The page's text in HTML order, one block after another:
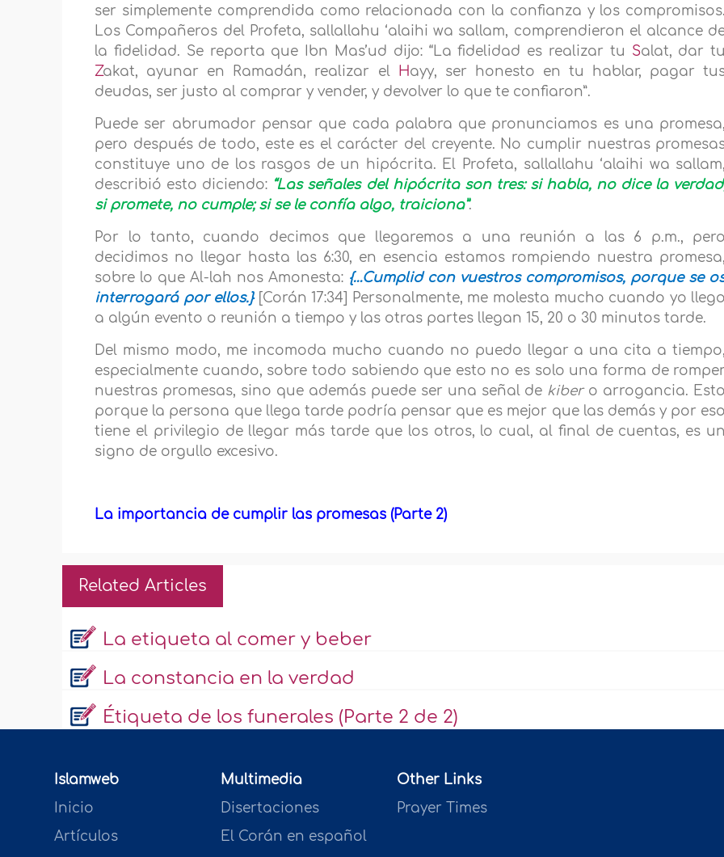
ser simplemente comprendida como relacionada con la confianza y los compromisos.
Los Compañeros del Profeta, sallallahu ‘alaihi wa sallam, comprendieron el alcance
la fidelidad. Se reporta que Ibn Mas’ud dijo: “La fidelidad es realizar tu Salat, dar tu
Zakat, ayunar en Ramadán, realizar el Hayy, ser honesto en tu hablar, pagar
deudas, ser justo al comprar y vender, y devolver lo que te confiaron”.
Puede ser abrumador pensar que cada palabra que pronunciamos es una promesa,
pero después de todo, este es el carácter del creyente. No cumplir nuestras
constituye uno de los rasgos de un hipócrita. El Profeta, sallallahu ‘alaihi wa sallam,
describió esto diciendo: “Las señales del hipócrita son tres: si habla, no dice la
si promete, no cumple; si se le confía algo, traiciona”.
Por lo tanto, cuando decimos que llegaremos a una reunión a las 6 p.m., pero
decidimos no llegar hasta las 6:30, en esencia estamos rompiendo nuestra promesa,
sobre lo que Al-lah nos Amonesta: {…Cumplid con vuestros compromisos, porque se
interrogará por ellos.}[Corán 17:34] Personalmente, me molesta mucho cuando yo llego
a algún evento o reunión a tiempo y las otras partes llegan 15, 20 o 30 minutos tarde.
Del mismo modo, me incomoda mucho cuando no puedo llegar a una cita a tiempo,
especialmente cuando, sobre todo sabiendo que esto no es solo una forma de romper
nuestras promesas, sino que además puede ser una señal de kibero arrogancia. Esto
porque la persona que llega tarde podría pensar que es mejor que las demás y por eso
tiene el privilegio de llegar más tarde que los otros, lo cual, al final de cuentas, es un
signo de orgullo excesivo.
La importancia de cumplir las promesas (Parte 2)
Related Articles
La etiqueta al comer y beber
La constancia en la verdad
Étiqueta de los funerales (Parte 2 de 2)
Islamweb
Inicio
Artículos
Multimedia
Disertaciones
El Corán en español
Other Links
Prayer Times